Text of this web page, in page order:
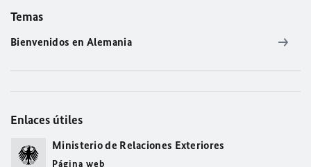
Temas
Bienvenidos en Alemania
Enlaces útiles
Ministerio de Relaciones Exteriores
Página web